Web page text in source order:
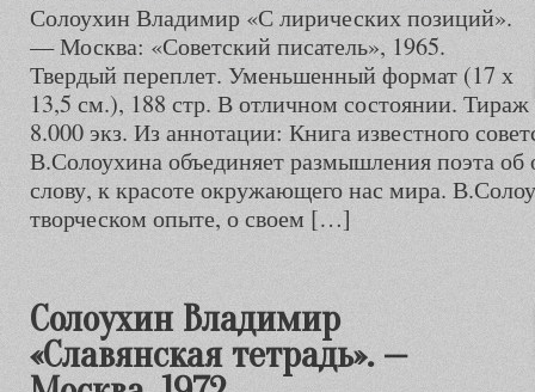
Солоухин Владимир «С лирических позиций».
— Москва: «Советский писатель», 1965.
Твердый переплет. Уменьшенный формат (17 х
13,5 см.), 188 стр. В отличном состоянии. Тираж
8.000 экз. Из аннотации: Книга известного
В.Солоухина объединяет размышления поэта
слову, к красоте окружающего нас мира.
творческом опыте, о своем […]
Солоухин Владимир
«Славянская тетрадь». —